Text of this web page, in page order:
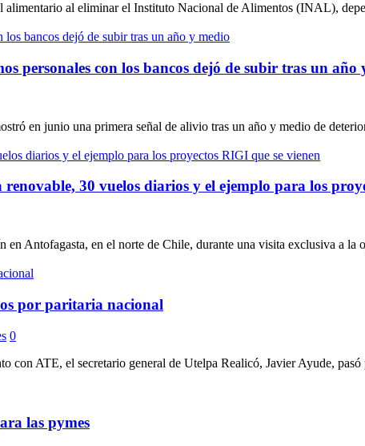
alimentario al eliminar el Instituto Nacional de Alimentos (INAL),
personales con los bancos dejó de subir tras un año
en junio una primera señal de alivio tras un año y medio de
30 vuelos diarios y el ejemplo para los
Antofagasta, en el norte de Chile, durante una visita exclusiva a la
por paritaria nacional
0
ATE, el secretario general de Utelpa Realicó, Javier Ayude,
las pymes